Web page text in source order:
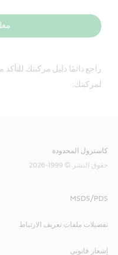
راجع دائمًا دليل مركبتك
لمركبتك.
كاسترول المحدودة
حقوق النشر © 1999-2026
MSDS/PDS
تفضيلات ملفات تعريف الارتباط
إشعار قانوني